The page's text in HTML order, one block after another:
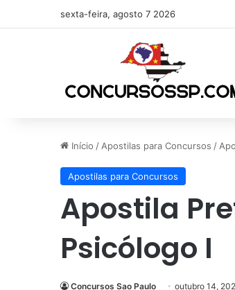
sexta-feira, agosto 7 2026
Início / Apostilas para Concursos /
Apostilas para Concursos
Apostila
Psicólogo I
Concursos Sao Paulo outubro 14,